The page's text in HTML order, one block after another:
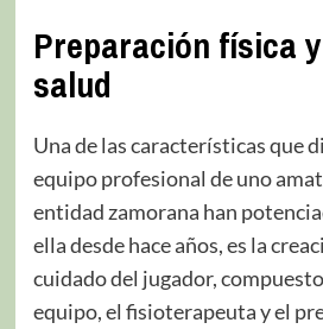
Preparación física
salud
Una de las características que
equipo profesional de uno
entidad zamorana han
ella desde hace años, es la
cuidado del jugador,
equipo, el fisioterapeuta y el